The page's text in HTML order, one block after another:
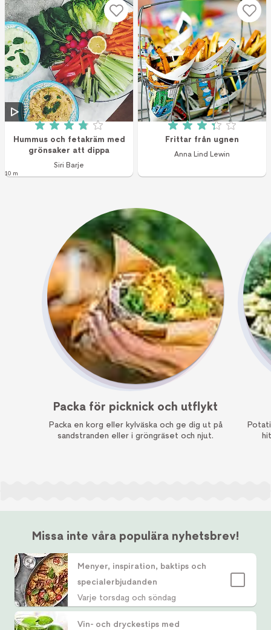
Betyg: 3.9 av 5 (46 röster)
Hummus och fetakräm med
grönsaker att dippa
Siri Barje
10 m
Betyg: 3.3 av 5
Frittar från ugnen
Anna Lind Lewin
Packa för picknick och utflykt
Packa en korg eller kylväska och ge dig ut på
sandstranden eller i gröngräset och njut.
Missa inte våra populära nyhetsbrev!
Menyer, inspiration, baktips och
specialerbjudanden
Varje torsdag och söndag
Vin- och dryckestips med